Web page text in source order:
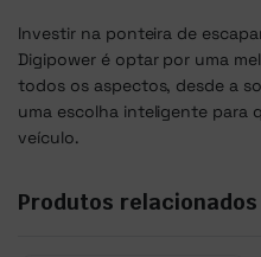
Investir na ponteira de
Digipower é optar por uma
todos os aspectos, desde a
uma escolha inteligente para
veículo.
Produtos relacionados